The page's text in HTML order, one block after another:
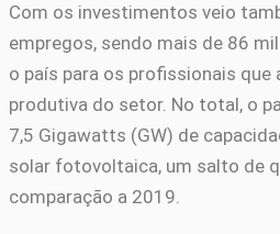
Com os investimentos veio
empregos, sendo mais de 86
o país para os profissionais que
produtiva do setor. No total, o
7,5 Gigawatts (GW) de
solar fotovoltaica, um salto de
comparação a 2019.